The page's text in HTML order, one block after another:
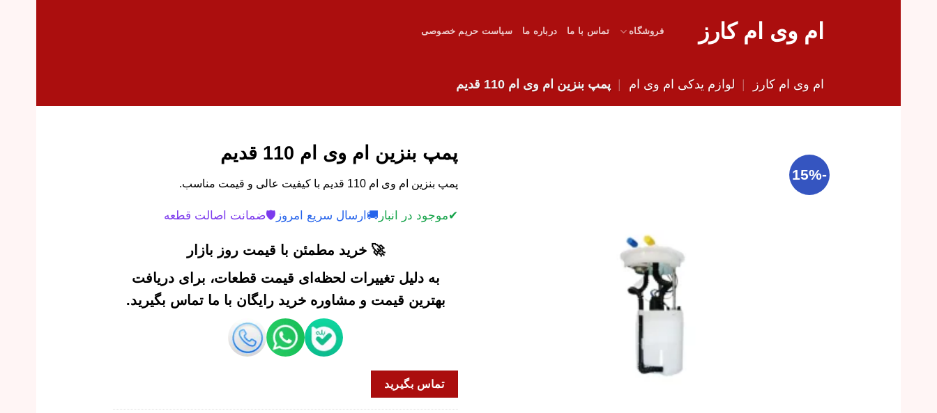
ام وی ام کارز فروشگاه تماس با ما درباره ما سیاست حریم خصوصی
ام وی ام کارز | لوازم یدکی ام وی ام | پمپ بنزین ام وی ام 110 قدیم
-15%
پمپ بنزین ام وی ام 110 قدیم
پمپ بنزین ام وی ام 110 قدیم با کیفیت عالی و قیمت مناسب.
✔موجود در انبار 🚚 ارسال سریع امروز 🛡️ضمانت اصالت قطعه
🚀 خرید مطمئن با قیمت روز بازار
به دلیل تغییرات لحظه‌ای قیمت قطعات، برای دریافت
بهترین قیمت و مشاوره خرید رایگان با ما تماس بگیرید.
تماس بگیرید